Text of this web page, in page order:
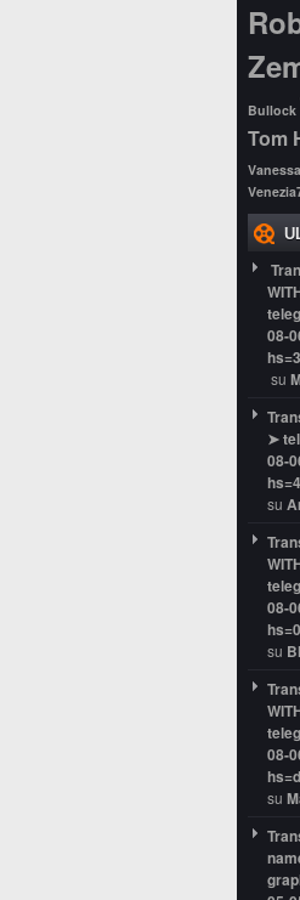
Bullock
Tom
08-
su
➤
08-
su
08-
su
08-
su